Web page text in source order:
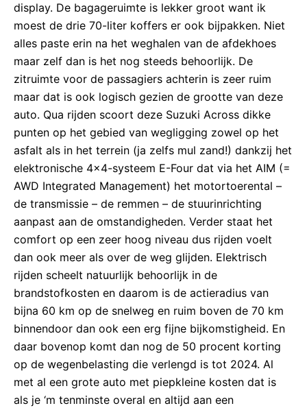
display. De bagageruimte is lekker groot want ik
moest de drie 70-liter koffers er ook bijpakken. Niet
alles paste erin na het weghalen van de afdekhoes
maar zelf dan is het nog steeds behoorlijk. De
zitruimte voor de passagiers achterin is zeer ruim
maar dat is ook logisch gezien de grootte van deze
auto. Qua rijden scoort deze Suzuki Across dikke
punten op het gebied van wegligging zowel op het
asfalt als in het terrein (ja zelfs mul zand!) dankzij het
elektronische 4×4-systeem E-Four dat via het AIM (=
AWD Integrated Management) het motortoerental –
de transmissie – de remmen – de stuurinrichting
aanpast aan de omstandigheden. Verder staat het
comfort op een zeer hoog niveau dus rijden voelt
dan ook meer als over de weg glijden. Elektrisch
rijden scheelt natuurlijk behoorlijk in de
brandstofkosten en daarom is de actieradius van
bijna 60 km op de snelweg en ruim boven de 70 km
binnendoor dan ook een erg fijne bijkomstigheid. En
daar bovenop komt dan nog de 50 procent korting
op de wegenbelasting die verlengd is tot 2024. Al
met al een grote auto met piepkleine kosten dat is
als je ‘m tenminste overal en altijd aan een